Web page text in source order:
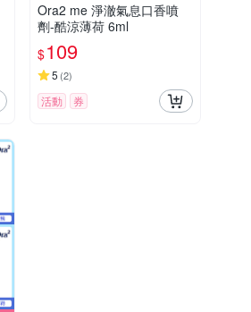
Ora2 me 淨澈氣息口香噴
劑-酷涼薄荷 6ml
$109
5 (2)
活動 券